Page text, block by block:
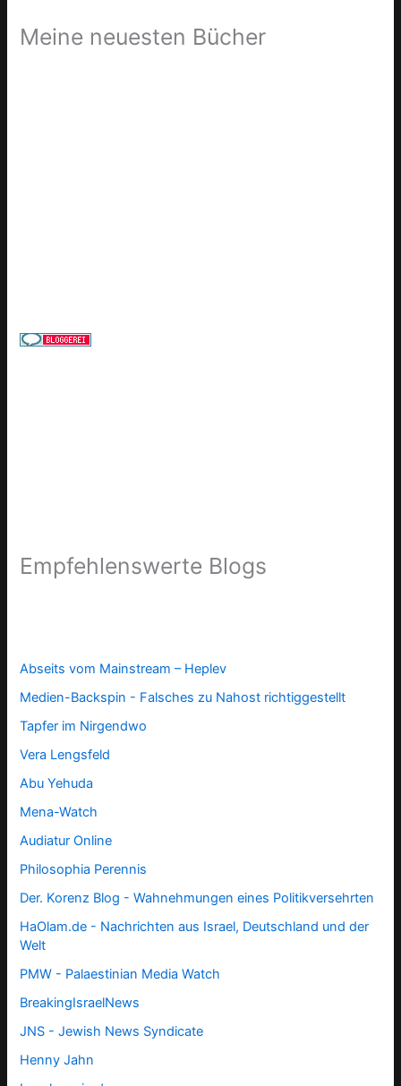
Meine neuesten Bücher
Empfehlenswerte Blogs
Abseits vom Mainstream – Heplev
Medien-Backspin - Falsches zu Nahost richtiggestellt
Tapfer im Nirgendwo
Vera Lengsfeld
Abu Yehuda
Mena-Watch
Audiatur Online
Philosophia Perennis
Der. Korenz Blog - Wahnehmungen eines Politikversehrten
HaOlam.de - Nachrichten aus Israel, Deutschland und der
Welt
PMW - Palaestinian Media Watch
BreakingIsraelNews
JNS - Jewish News Syndicate
Henny Jahn